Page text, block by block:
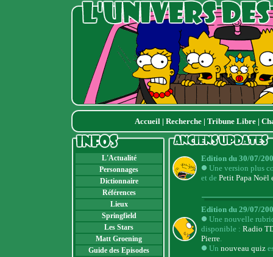
Accueil| Recherche| Tribune Libre |
L'Actualité
Personnages
Dictionnaire
Références
Lieux
Springfield
Les Stars
Matt Groening
Guide des Episodes
Edition du 30/07/
Une version plus
et de Petit Papa Noël
Edition du 29/07/
Une nouvelle
disponible : Radio
Pierre.
Un nouveau quiz